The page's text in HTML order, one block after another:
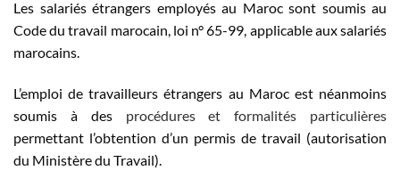
Les salariés étrangers employés au Maroc sont soumis au
Code du travail marocain, loi n° 65-99, applicable aux salariés
marocains.
L’emploi de travailleurs étrangers au Maroc est néanmoins
soumis à des procédures et formalités particulières
permettant l’obtention d’un permis de travail (autorisation
du Ministère du Travail).